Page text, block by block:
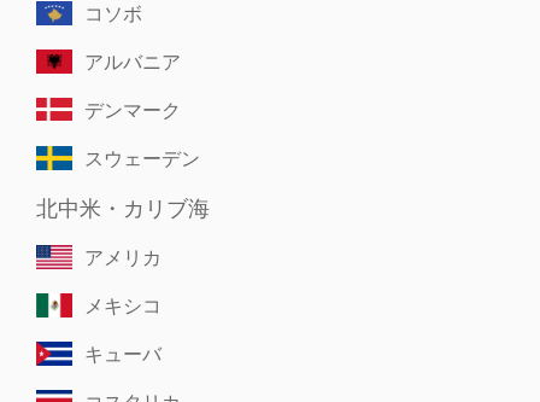
コソボ
アルバニア
デンマーク
スウェーデン
北中米・カリブ海
アメリカ
メキシコ
キューバ